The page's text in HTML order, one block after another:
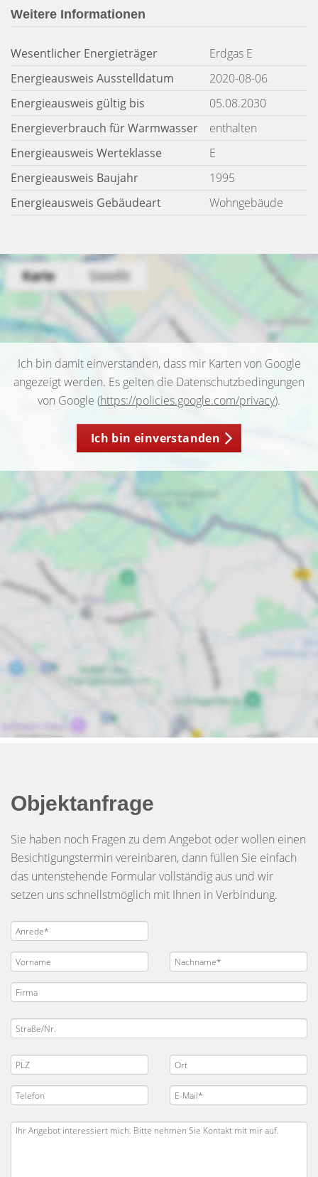
Weitere Informationen
Wesentlicher Energieträger
Erdgas E
Energieausweis Ausstelldatum
2020-08-06
Energieausweis gültig bis
05.08.2030
Energieverbrauch für Warmwasser
enthalten
Energieausweis Werteklasse
E
Energieausweis Baujahr
1995
Energieausweis Gebäudeart
Wohngebäude
Ich bin damit einverstanden, dass mir Karten von Google
angezeigt werden. Es gelten die Datenschutzbedingungen
von Google (https://policies.google.com/privacy).
Ich bin einverstanden
Objektanfrage
Sie haben noch Fragen zu dem Angebot oder wollen einen
Besichtigungstermin vereinbaren, dann füllen Sie einfach
das untenstehende Formular vollständig aus und wir
setzen uns schnellstmöglich mit Ihnen in Verbindung.